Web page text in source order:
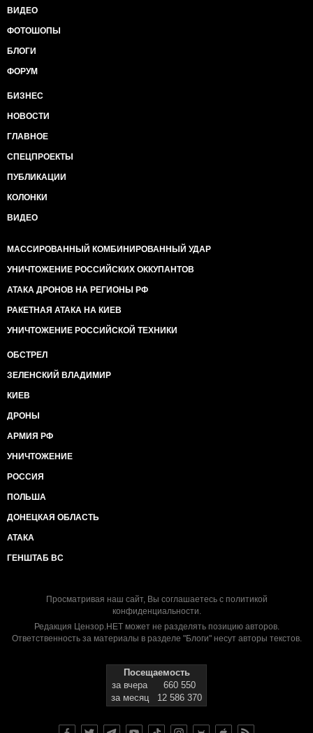
ВИДЕО
ФОТОШОПЫ
БЛОГИ
ФОРУМ
БИЗНЕС
НОВОСТИ
ГЛАВНОЕ
СПЕЦПРОЕКТЫ
ПУБЛИКАЦИИ
КОЛОНКИ
ВИДЕО
МАССИРОВАННЫЙ КОМБИНИРОВАННЫЙ УДАР
УНИЧТОЖЕНИЕ РОССИЙСКИХ ОККУПАНТОВ
АТАКА ДРОНОВ НА РЕГИОНЫ РФ
РАКЕТНАЯ АТАКА НА КИЕВ
УНИЧТОЖЕНИЕ РОССИЙСКОЙ ТЕХНИКИ
ОБСТРЕЛ
ЗЕЛЕНСКИЙ ВЛАДИМИР
КИЕВ
ДРОНЫ
АРМИЯ РФ
УНИЧТОЖЕНИЕ
РОССИЯ
ПОЛЬША
ДОНЕЦКАЯ ОБЛАСТЬ
АТАКА
ГЕНШТАБ ВС
Просматривая наш сайт, Вы соглашаетесь с политикой
конфиденциальности.
Редакция Цензор.НЕТ может не разделять позицию авторов.
Ответственность за материалы в разделе "Блоги" несут авторы текстов.
Посещаемость
за вчера
660 550
за месяц
12 586 370